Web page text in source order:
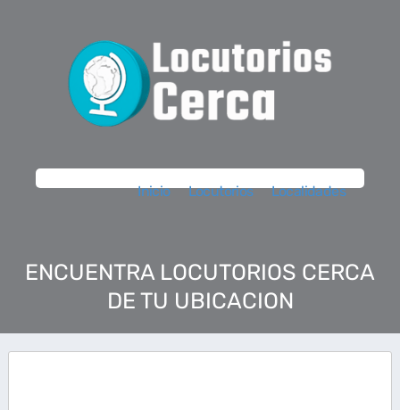
Inicio Locutorios Localidades
ENCUENTRA LOCUTORIOS CERCA
DE TU UBICACION